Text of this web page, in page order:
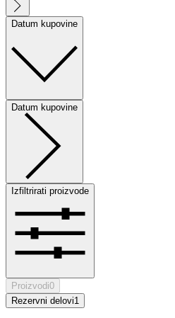
Datum kupovine
Datum kupovine
Izfiltrirati proizvode
Proizvodi0
Rezervni delovi1